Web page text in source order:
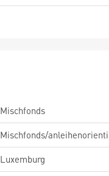
Mischfonds
Mischfonds/
Luxemburg